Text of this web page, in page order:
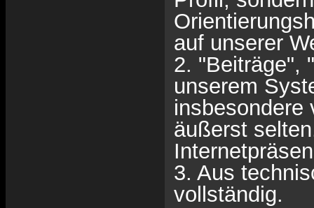
auf unserer
2. "Beiträge",
unserem
insbesondere
äußerst
3. Aus
vollständig.